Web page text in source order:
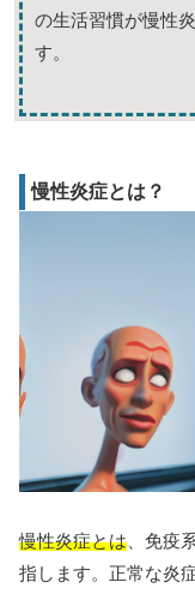
の生活習慣が慢性
す。
慢性炎症とは？
慢性炎症とは 、免疫
指します。正常な炎